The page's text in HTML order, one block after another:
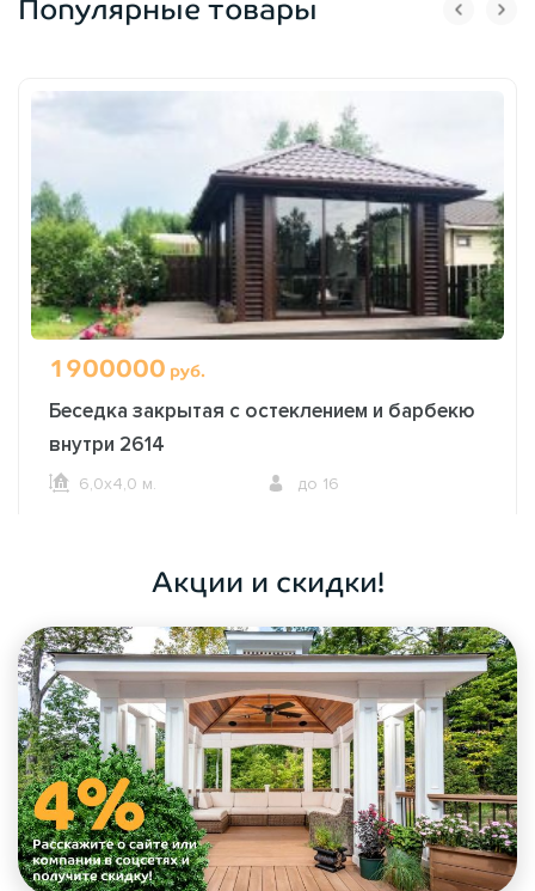
Популярные товары
1900000 руб.
Беседка закрытая с остеклением и барбекю
внутри 2614
6,0х4,0 м. до 16
Акции и скидки!